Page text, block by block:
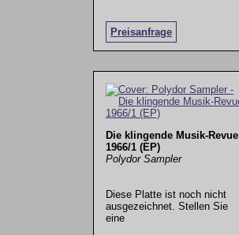
Preisanfrage
Die klingende Musik-Revue
1966/1 (EP)
Polydor Sampler
Diese Platte ist noch nicht
ausgezeichnet. Stellen Sie
eine